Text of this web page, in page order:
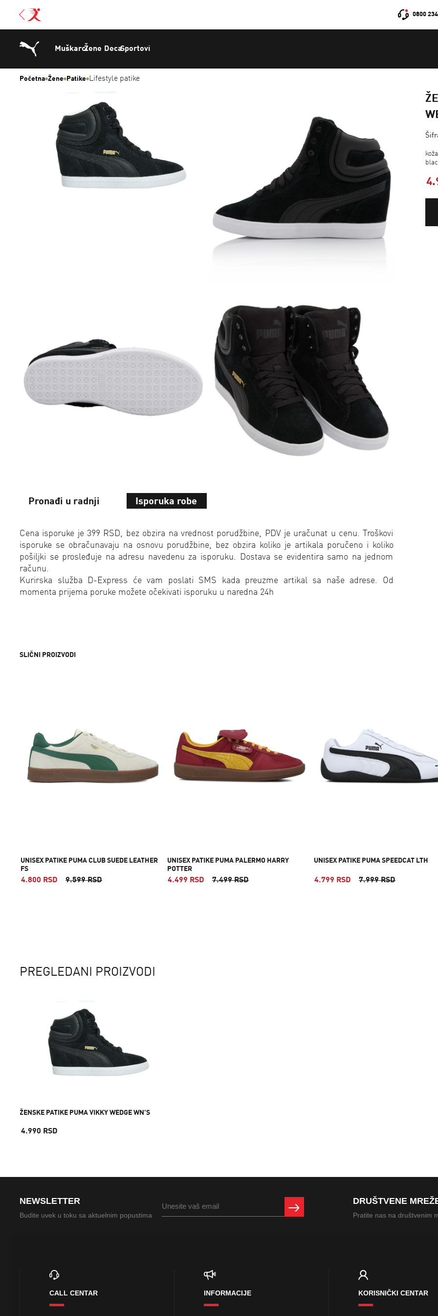
0800
MuškarciŽene DecaSportovi
Početna Žene Patike Lifestyle patike
Pronađi u radnji Isporuka robe
Cena isporuke je 399 RSD, bez obzira na vrednost porudžbine, PDV je uračunat u cenu. Troškovi
isporuke se obračunavaju na osnovu porudžbine, bez obzira koliko je artikala poručeno i koliko
pošiljki se prosleđuje na adresu navedenu za isporuku. Dostava se evidentira samo na jednom
računu.
Kurirska služba D-Express će vam poslati SMS kada preuzme artikal sa naše adrese. Od
momenta prijema poruke možete očekivati isporuku u naredna 24h
SLIČNI PROIZVODI
UNISEX PATIKE PUMA CLUB SUEDE LEATHER
FS
4.800 RSD 9.599 RSD
UNISEX PATIKE PUMA PALERMO HARRY
POTTER
4.499 RSD 7.499 RSD
UNISEX PATIKE PUMA SPEEDCAT LTH
4.799 RSD 7.999 RSD
PREGLEDANI PROIZVODI
ŽENSKE PATIKE PUMA VIKKY WEDGE WN'S
4.990 RSD
NEWSLETTER
Budite uvek u toku sa aktuelnim popustima
DRUŠTVENE
Pratite nas na društvenim
CALL CENTAR INFORMACIJE KORISNIČKI CENTAR